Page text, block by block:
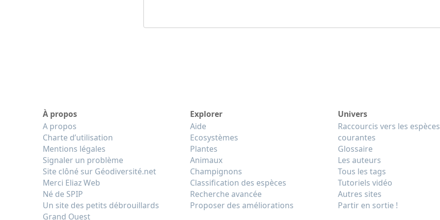
À propos
A propos
Charte d’utilisation
Mentions légales
Signaler un problème
Site clôné sur Géodiversité.net
Merci Eliaz Web
Né de SPIP
Un site des petits débrouillards
Grand Ouest
Explorer
Aide
Ecosystèmes
Plantes
Animaux
Champignons
Classification des espèces
Recherche avancée
Proposer des améliorations
Univers
Raccourcis vers les espèces
courantes
Glossaire
Les auteurs
Tous les tags
Tutoriels vidéo
Autres sites
Partir en sortie !